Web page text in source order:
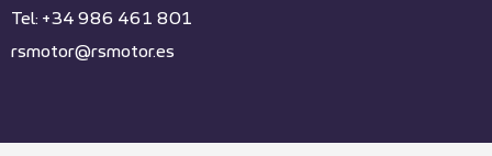
Tel: +34 986 461 801
rsmotor@rsmotor.es